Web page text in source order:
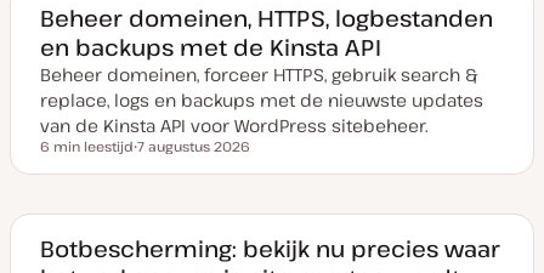
Beheer domeinen, HTTPS, logbestanden
en backups met de Kinsta API
Beheer domeinen, forceer HTTPS, gebruik search &
replace, logs en backups met de nieuwste updates
van de Kinsta API voor WordPress sitebeheer.
Leestijd
6 min leestijd
a
v
a
7 augustus 2026
Botbescherming: bekijk nu precies waar